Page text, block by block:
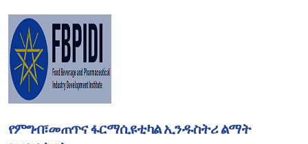
የምግብ፣መጠጥና ፋርማሲዩቲካል ኢንዱስትሪ ልማት